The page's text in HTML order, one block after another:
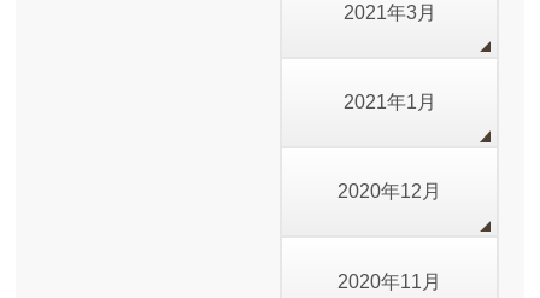
2021年3月
2021年1月
2020年12月
2020年11月